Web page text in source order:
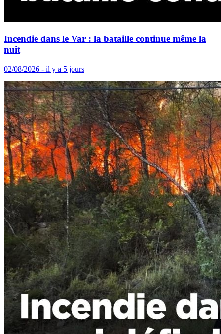
Incendie dans le Var : la bataille continue même la
nuit
02/08/2026 - il y a 5 jours